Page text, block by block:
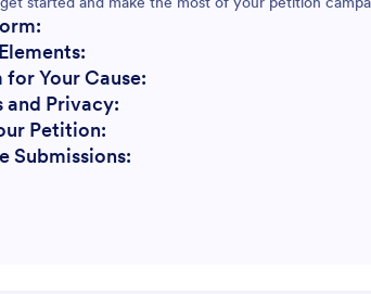
Your Cause:
Privacy:
Petition:
Submissions: